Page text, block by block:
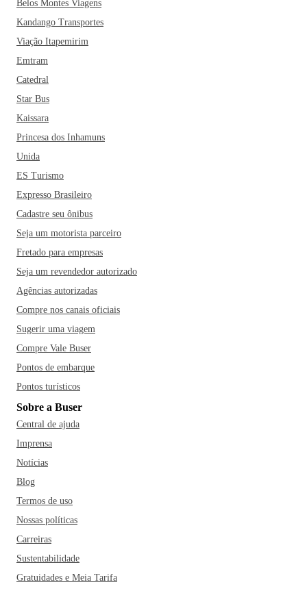
Belos Montes Viagens
Kandango Transportes
Viação Itapemirim
Emtram
Catedral
Star Bus
Kaissara
Princesa dos Inhamuns
Unida
ES Turismo
Expresso Brasileiro
Cadastre seu ônibus
Seja um motorista parceiro
Fretado para empresas
Seja um revendedor autorizado
Agências autorizadas
Compre nos canais oficiais
Sugerir uma viagem
Compre Vale Buser
Pontos de embarque
Pontos turísticos
Sobre a Buser
Central de ajuda
Imprensa
Notícias
Blog
Termos de uso
Nossas políticas
Carreiras
Sustentabilidade
Gratuidades e Meia Tarifa